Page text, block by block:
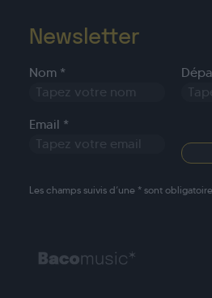
Newsletter
Nom *
Email *
Les champs suivis d’une * sont